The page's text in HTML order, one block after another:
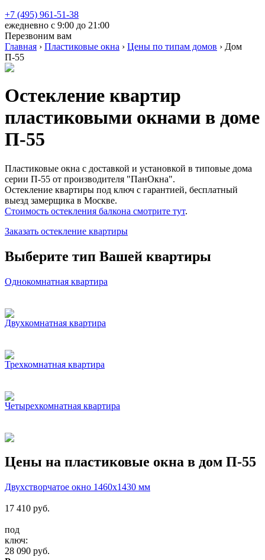
+7 (495) 961-51-38
ежедневно c 9:00 до 21:00
Перезвоним вам
Главная › Пластиковые окна › Цены по типам домов › Дом
П-55
Остекление квартир
пластиковыми окнами в доме
П-55
Пластиковые окна с доставкой и установкой в типовые дома
серии П-55 от производителя "ПанОкна".
Остекление квартиры под ключ с гарантией, бесплатный
выезд замерщика в Москве.
Стоимость остекления балкона смотрите тут.
Заказать остекление квартиры
Выберите тип Вашей квартиры
Однокомнатная квартира
Двухкомнатная квартира
Трехкомнатная квартира
Четырехкомнатная квартира
Цены на пластиковые окна в дом П-55
Двухстворчатое окно 1460x1430 мм
17 410 руб.
под
ключ:
28 090 руб.